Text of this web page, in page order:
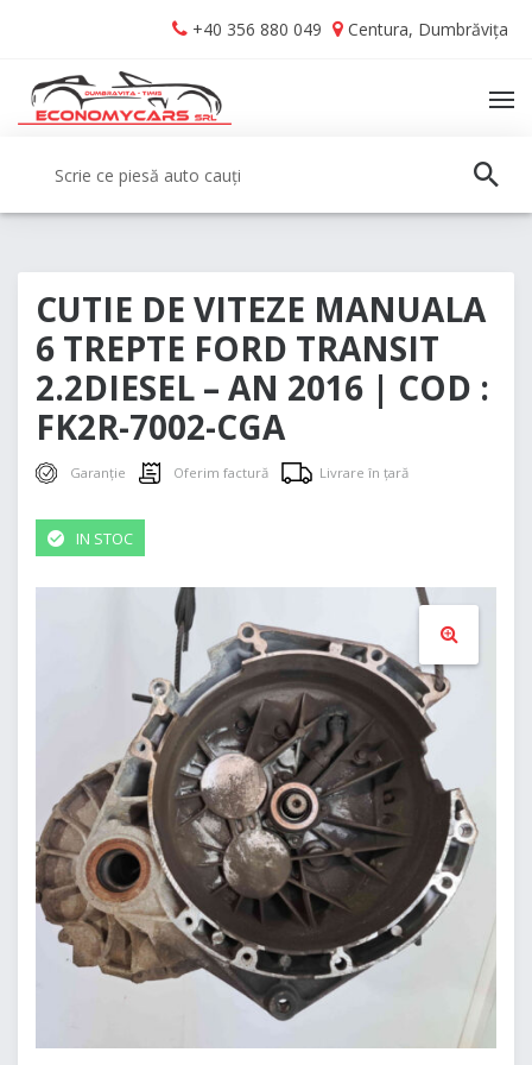
navigation
content
+40 356 880 049 Centura, Dumbrăvița
CUTIE DE VITEZE MANUALA
6 TREPTE FORD TRANSIT
2.2DIESEL – AN 2016 | COD :
FK2R-7002-CGA
Garanție Oferim factură Livrare în țară
IN STOC
🔍